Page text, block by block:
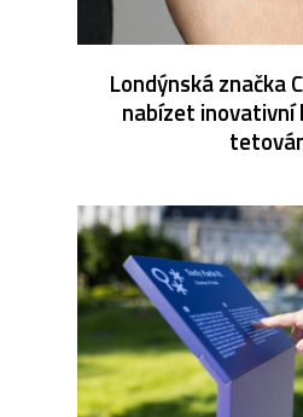
Londýnská značka
nabízet inovativní